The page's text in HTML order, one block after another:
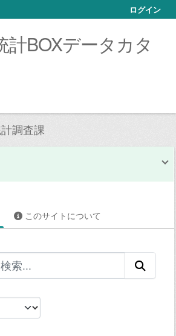
ログイン
計BOXデータカタ
調査課
このサイトについて